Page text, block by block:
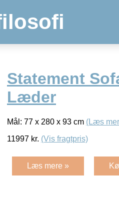
Statement
Læder
Mål: 77 x 280 x 93 cm (Læs
11997 kr. (Vis fragtpris)
Læs mere »